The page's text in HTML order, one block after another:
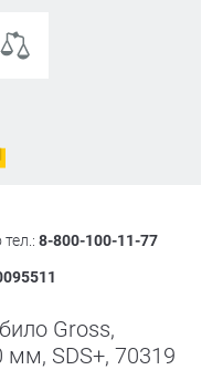
8-800-100-11-77
Gross,
мм, SDS+, 70319